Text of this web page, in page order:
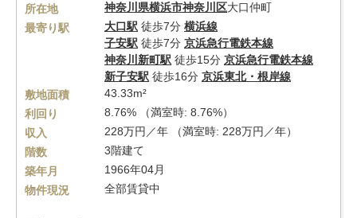
所在地 神奈川県横浜市神奈川区大口仲町
最寄り駅
大口駅 徒歩7分 横浜線
子安駅 徒歩7分 京浜急行電鉄本線
神奈川新町駅 徒歩15分 京浜急行電鉄本線
新子安駅 徒歩16分 京浜東北・根岸線
敷地面積
43.33m²
利回り
8.76% （満室時: 8.76%）
収入
228万円／年 （満室時: 228万円／年）
階数
3階建て
築年月
1966年04月
物件現況
全部賃貸中